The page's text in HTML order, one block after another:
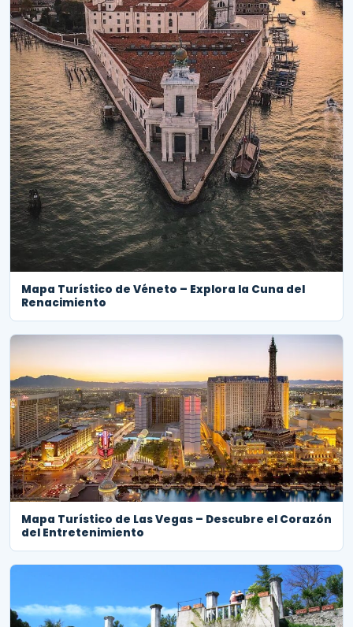
Mapa Turístico de Véneto – Explora la Cuna del
Renacimiento
Mapa Turístico de Las Vegas – Descubre el Corazón
del Entretenimiento